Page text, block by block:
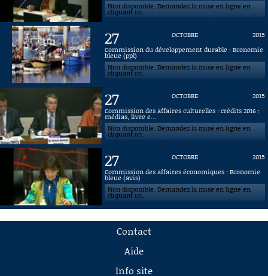
Non disponible. Demandez la mise en ligne en
cliquant ici.
27 OCTOBRE
2015
Commission du développement durable : Economie
bleue (ppl)
Non disponible. Demandez la mise en ligne en
cliquant ici.
27 OCTOBRE
2015
Commission des affaires culturelles : crédits 2016 :
médias, livre e...
Non disponible. Demandez la mise en ligne en
cliquant ici.
27 OCTOBRE
2015
Commission des affaires économiques : Economie
bleue (avis)
Non disponible. Demandez la mise en ligne en
cliquant ici.
Contact
Aide
Info site